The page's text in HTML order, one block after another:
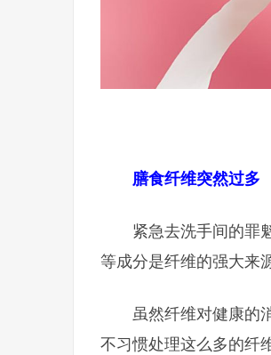
膳食纤维突然过多
紧急去洗手间的罪
等成分是纤维的强大来
虽然纤维对健康的
不习惯处理这么多的纤